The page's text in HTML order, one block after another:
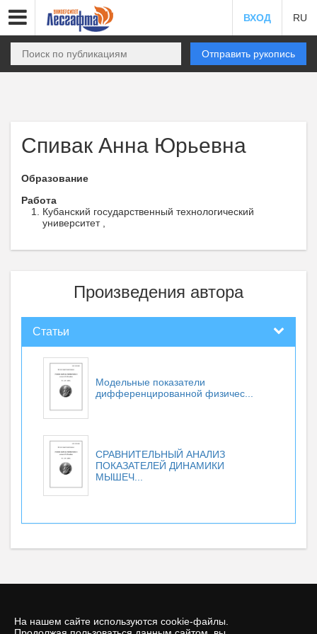
На нашем сайте используются cookie-файлы.
ВХОД RU
Отправить рукопись
Спивак Анна Юрьевна
Образование
Работа
Кубанский государственный технологический
университет ,
Произведения автора
Статьи
Модельные показатели
дифференцированной физичес...
СРАВНИТЕЛЬНЫЙ АНАЛИЗ
ПОКАЗАТЕЛЕЙ ДИНАМИКИ
МЫШЕЧ...